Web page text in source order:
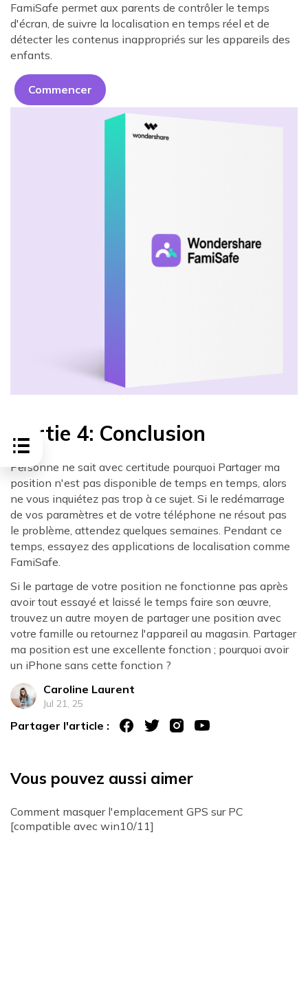
FamiSafe permet aux parents de contrôler le temps
d'écran, de suivre la localisation en temps réel et de
détecter les contenus inappropriés sur les appareils des
enfants.
Commencer
Partie 4: Conclusion
Personne ne sait avec certitude pourquoi Partager ma
position n'est pas disponible de temps en temps, alors
ne vous inquiétez pas trop à ce sujet. Si le redémarrage
de vos paramètres et de votre téléphone ne résout pas
le problème, attendez quelques semaines. Pendant ce
temps, essayez des applications de localisation comme
FamiSafe.
Si le partage de votre position ne fonctionne pas après
avoir tout essayé et laissé le temps faire son œuvre,
trouvez un autre moyen de partager une position avec
votre famille ou retournez l'appareil au magasin. Partager
ma position est une excellente fonction ; pourquoi avoir
un iPhone sans cette fonction ?
Caroline Laurent
Jul 21, 25
Partager l'article :
Vous pouvez aussi aimer
Comment masquer l'emplacement GPS sur PC
[compatible avec win10/11]